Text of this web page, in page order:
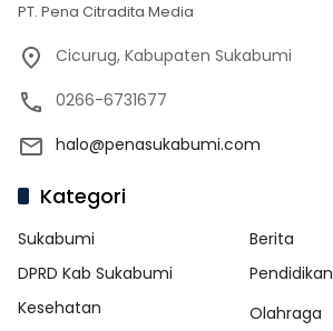
PT. Pena Citradita Media
Cicurug, Kabupaten Sukabumi
0266-6731677
halo@penasukabumi.com
Kategori
Sukabumi
Berita
DPRD Kab Sukabumi
Pendidikan
Kesehatan
Olahraga